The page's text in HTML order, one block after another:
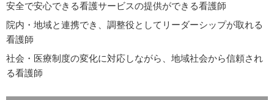
安全で安心できる看護サービスの提供ができる看護師
院内・地域と連携でき、調整役としてリーダーシップが取れる
看護師
社会・医療制度の変化に対応しながら、地域社会から信頼され
る看護師